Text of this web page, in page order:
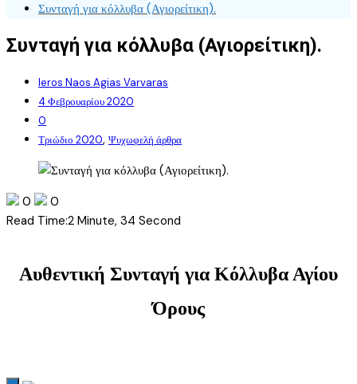
Συνταγή για κόλλυβα (Αγιορείτικη).
Συνταγή για κόλλυβα (Αγιορείτικη).
Ieros Naos Agias Varvaras
4 Φεβρουαρίου 2020
0
Τριώδιο 2020, Ψυχωφελή άρθρα
0
0
Read Time:2 Minute, 34 Second
Αυθεντική Συνταγή για Κόλλυβα Αγίου
Όρους